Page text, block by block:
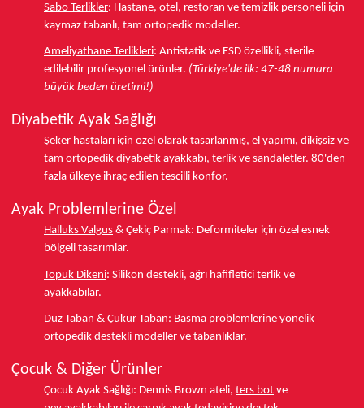
Sabo Terlikler: Hastane, otel, restoran ve temizlik personeli için
kaymaz tabanlı, tam ortopedik modeller.
Ameliyathane Terlikleri: Antistatik ve ESD özellikli, sterile
edilebilir profesyonel ürünler. (Türkiye'de ilk: 47-48 numara
büyük beden üretimi!)
Diyabetik Ayak Sağlığı
Şeker hastaları için özel olarak tasarlanmış, el yapımı, dikişsiz ve
tam ortopedik diyabetik ayakkabı, terlik ve sandaletler. 80'den
fazla ülkeye ihraç edilen tescilli konfor.
Ayak Problemlerine Özel
Halluks Valgus & Çekiç Parmak: Deformiteler için özel esnek
bölgeli tasarımlar.
Topuk Dikeni: Silikon destekli, ağrı hafifletici terlik ve
ayakkabılar.
Düz Taban & Çukur Taban: Basma problemlerine yönelik
ortopedik destekli modeller ve tabanlıklar.
Çocuk & Diğer Ürünler
Çocuk Ayak Sağlığı: Dennis Brown ateli, ters bot ve